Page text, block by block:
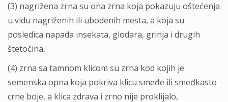
(3) nagrižena zrna su ona zrna koja pokazuju oštećenja
u vidu nagriženih ili ubodenih mesta, a koja su
posledica napada insekata, glodara, grinja i drugih
štetočina,
(4) zrna sa tamnom klicom su zrna kod kojih je
semenska opna koja pokriva klicu smeđe ili smeđkasto
crne boje, a klica zdrava i zrno nije proklijalo,